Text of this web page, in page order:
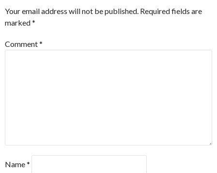
Your email address will not be published. Required fields are
marked*
Comment*
Name*